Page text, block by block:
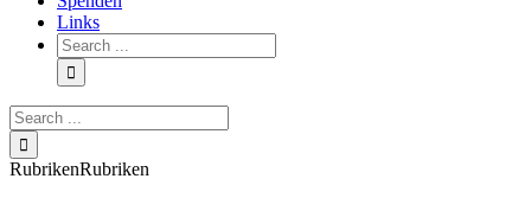
Links
Search
for:
Search
for:
RubrikenRubriken